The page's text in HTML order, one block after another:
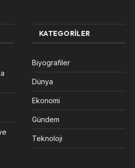
KATEGORILER
Biyografiler
Dünya
Ekonomi
Gündem
Teknoloji